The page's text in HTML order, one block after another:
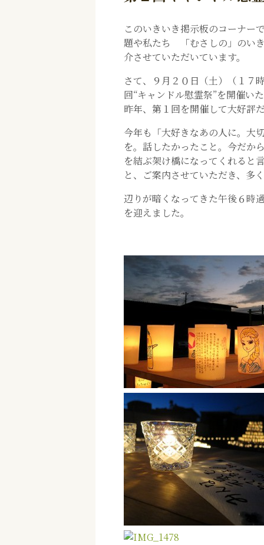
このいきいき掲示板のコーナー
題や私たち 「むさしの」のい
介させていただいています。
さて、９月２０日（土）（１７
回“キャンドル慰霊祭”を開催い
昨年、第１回を開催して大好評
今年も「大好きなあの人に。大
を。話したかったこと。今だか
を結ぶ架け橋になってくれると
と、ご案内させていただき、多
辺りが暗くなってきた午後６時
を迎えました。